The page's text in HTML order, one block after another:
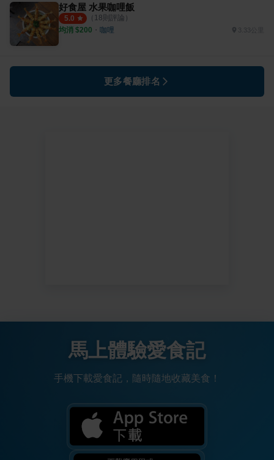
好食屋 水果咖哩飯
5.0 （ 18則評論）
均消 $200 ・ 咖哩
更多餐廳排名
馬上體驗愛食記
手機下載愛食記，隨時隨地收藏美食！